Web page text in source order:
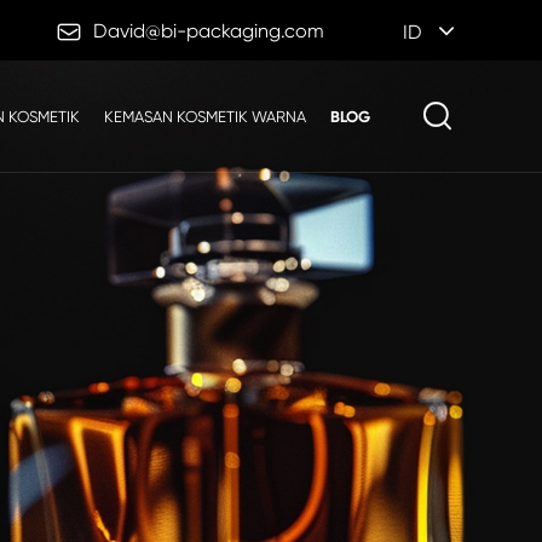
 David@bi-packaging.com ID
KOSMETIK KEMASAN KOSMETIK WARNA BLOG